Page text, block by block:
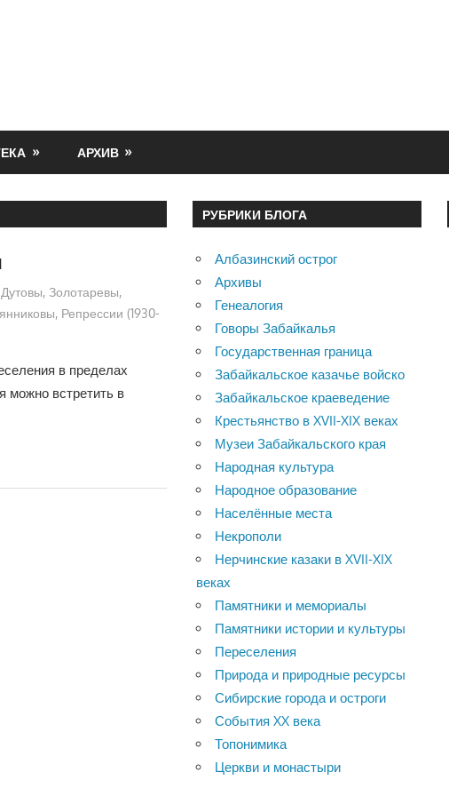
АРХИВ
Дутовы, Золотаревы,
, Репрессии (1930-
в пределах
можно встретить в
РУБРИКИ БЛОГА
Албазинский острог
Архивы
Генеалогия
Говоры Забайкалья
Государственная граница
Забайкальское казачье войско
Забайкальское краеведение
Крестьянство в XVII-XIX веках
Музеи Забайкальского края
Народная культура
Народное образование
Населённые места
Некрополи
Нерчинские казаки в XVII-XIX
веках
Памятники и мемориалы
Памятники истории и культуры
Переселения
Природа и природные ресурсы
Сибирские города и остроги
События XX века
Топонимика
Церкви и монастыри